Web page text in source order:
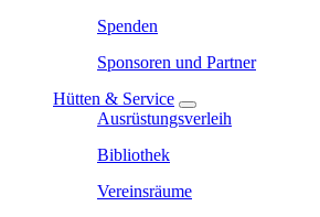
Spenden
Sponsoren und Partner
Hütten & Service
Ausrüstungsverleih
Bibliothek
Vereinsräume